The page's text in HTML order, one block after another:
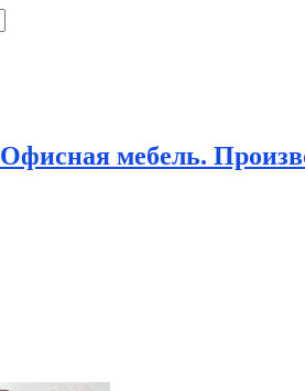
Офисная мебель.